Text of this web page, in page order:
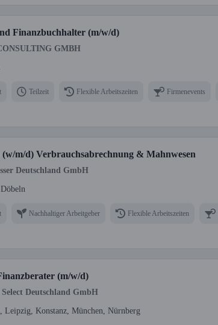
Finanzbuchhalter (m/w/d)
GMBH
Teilzeit Flexible Arbeitszeiten Firmenevents
m/d) Verbrauchsabrechnung & Mahnwesen
Deutschland GmbH
Nachhaltiger Arbeitgeber Flexible Arbeitszeiten
(m/w/d)
Select Deutschland GmbH
Leipzig, Konstanz, München, Nürnberg